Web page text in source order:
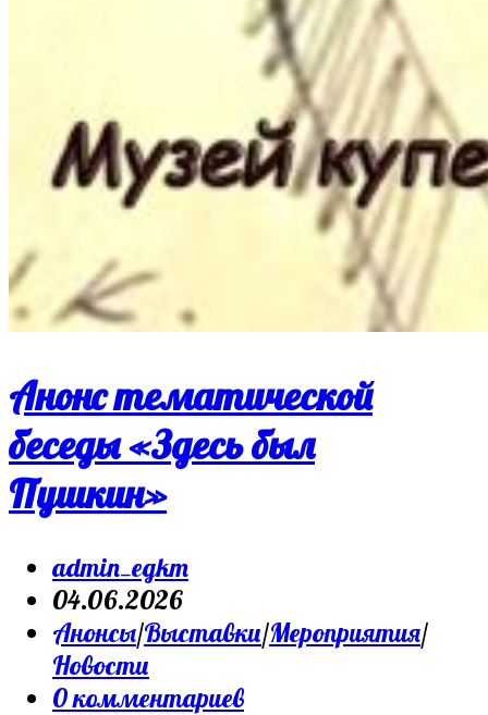
Анонс тематической
беседы «Здесь был
Пушкин»
Post
author:
admin_egkm
Запись
опубликована:
04.06.2026
Post
category:
Анонсы/Выставки/Мероприятия/
Новости
Post
0 комментариев